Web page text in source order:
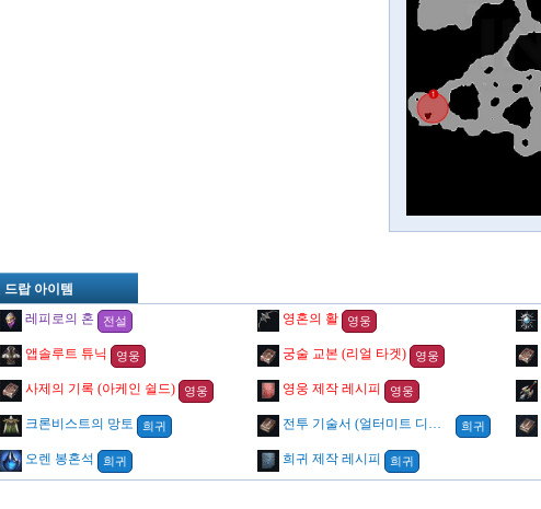
드랍 아이템
레피로의 혼
전설 영혼의 활 영웅
앱솔루트 튜닉 영웅 궁술 교본 (리얼 타겟) 영웅
사제의 기록 (아케인 쉴드) 영웅 영웅 제작 레시피 영웅
크론비스트의 망토 희귀 전투 기술서 (얼터미트 디펜스) 희귀
오렌 봉혼석 희귀 희귀 제작 레시피 희귀